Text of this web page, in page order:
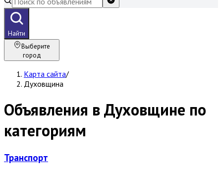
Найти
Выберите
город
Карта сайта/
Духовщина
Объявления в Духовщине по
категориям
Транспорт